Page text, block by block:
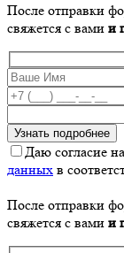
После отправки
свяжется с вами и
Даю согласие
данных в
После отправки
свяжется с вами и